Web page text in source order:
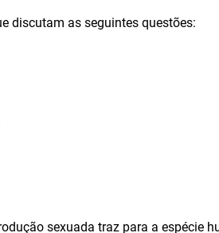
discutam as seguintes questões:
sexuada traz para a espécie